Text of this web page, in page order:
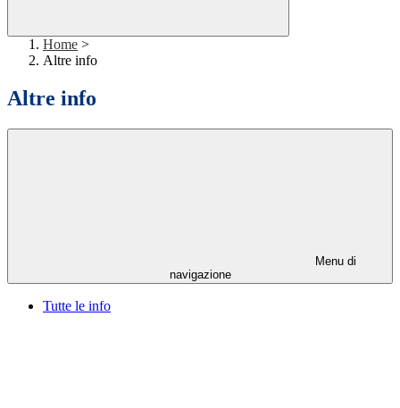
Home >
Altre info
Altre info
Menu di
navigazione
Tutte le info